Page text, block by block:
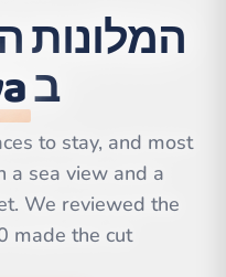
המלונות
ב
to stay, and most
a sea view and a
We reviewed the
made the cut.